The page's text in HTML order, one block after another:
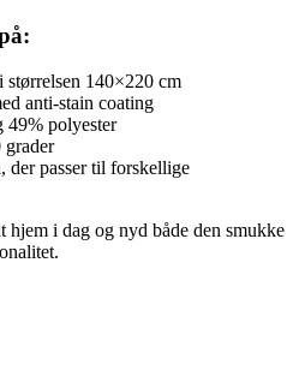
140×220 cm
anti-stain coating
49% polyester
grader
der passer til forskellige
hjem i dag og nyd både den smukke